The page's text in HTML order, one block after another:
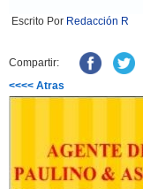
Escrito Por Redacción R
Compartir:
<<<< Atras